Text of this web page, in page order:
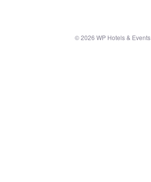
© 2026 WP Hotels & Events